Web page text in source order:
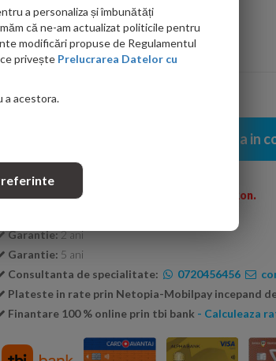
RON
Ati gasit in alta parte mai ieftin?
Adauga in
Transport GRATUIT la comenzi peste 600 Ron.
Garantie:2 ani
Garantie: 5 ani
Consultanta de specialitate:
0720456456
Plateste in rate prin Netopia-Mobilpay incepand
Finantare 100 % online prin tbi bank - Calculeaza
a personaliza și îmbunătăți
că ne-am actualizat politicile pentru
modificări propuse de Regulamentul
privește Prelucrarea Datelor cu
a acestora.